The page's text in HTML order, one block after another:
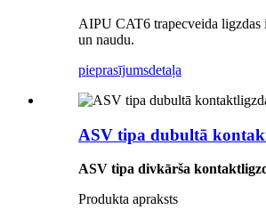
AIPU CAT6 trapecveida ligzdas
un naudu.
pieprasījumsdetaļa
ASV tipa dubultā
ASV tipa divkārša
Produkta apraksts